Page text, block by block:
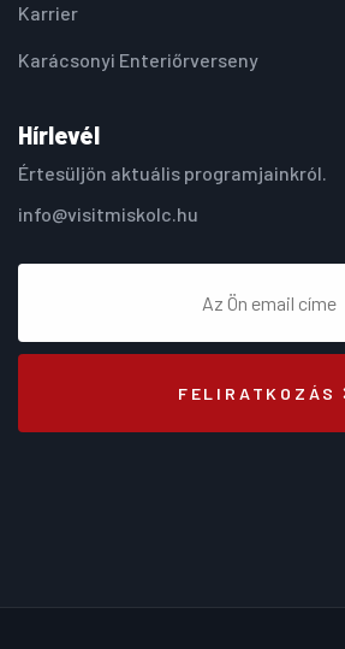
Karrier
Karácsonyi Enteriőrverseny
Hírlevél
Értesüljön aktuális programjainkról.
info@visitmiskolc.hu
FELIRATKOZÁS